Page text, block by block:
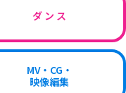
ダ ン ス
MV・CG・
映像編集